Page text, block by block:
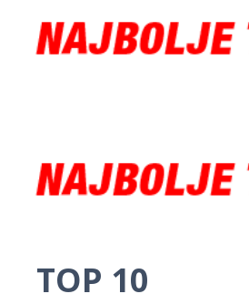
TOP 10